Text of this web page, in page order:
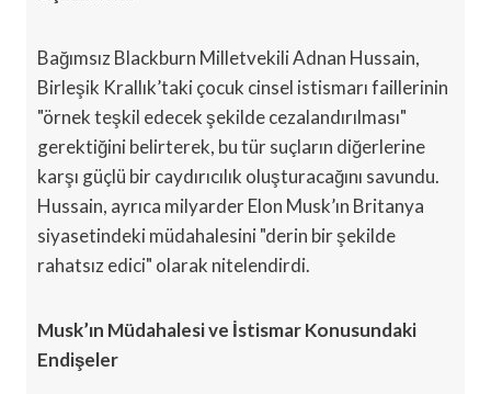
Bağımsız Blackburn Milletvekili Adnan Hussain,
Birleşik Krallık’taki çocuk cinsel istismarı faillerinin
"örnek teşkil edecek şekilde cezalandırılması"
gerektiğini belirterek, bu tür suçların diğerlerine
karşı güçlü bir caydırıcılık oluşturacağını savundu.
Hussain, ayrıca milyarder Elon Musk’ın Britanya
siyasetindeki müdahalesini "derin bir şekilde
rahatsız edici" olarak nitelendirdi.
Musk’ın Müdahalesi ve İstismar Konusundaki
Endişeler